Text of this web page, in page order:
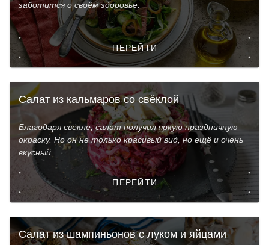
заботится о своём здоровье.
ПЕРЕЙТИ
Салат из кальмаров со свёклой
Благодаря свёкле, салат получил яркую праздничную
окраску. Но он не только красивый вид, но ещё и очень
вкусный.
ПЕРЕЙТИ
Салат из шампиньонов с луком и яйцами